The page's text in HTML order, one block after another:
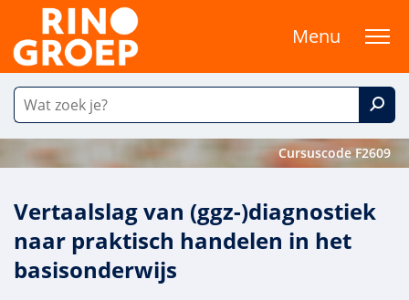
Menu
Cursuscode F2609
Vertaalslag van (ggz-)diagnostiek
naar praktisch handelen in het
basisonderwijs